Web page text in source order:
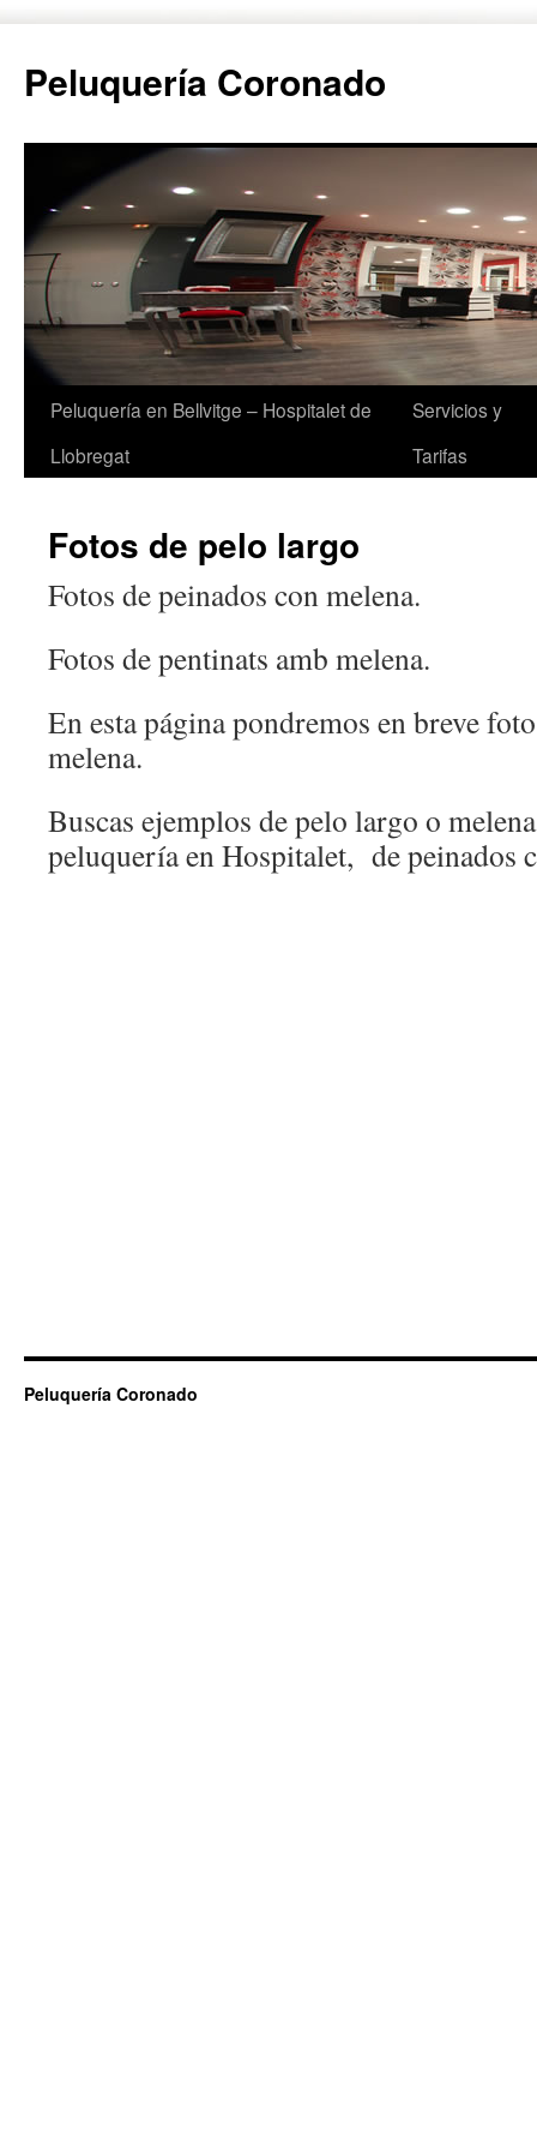
Peluquería Coronado
Saltar
Peluquería en Bellvitge – Hospitalet de
Llobregat
Servicios y
Tarifas
Fotos de pelo largo
Fotos de peinados con melena.
Fotos de pentinats amb melena.
En esta página pondremos en breve
melena.
Buscas ejemplos de pelo largo o
peluquería en Hospitalet, de peinados
Peluquería Coronado